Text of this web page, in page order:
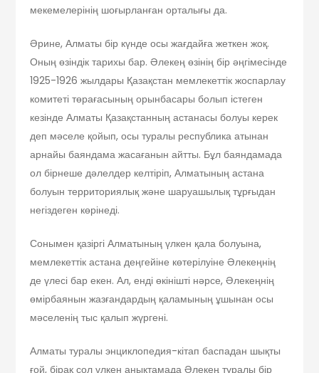
мекемелерінің шоғырланған орталығы да.
Әрине, Алматы бір күнде осы жағдайға жеткен жоқ.
Оның өзіндік тарихы бар. Әлекең өзінің бір әңгімесінде
1925-1926 жылдары Қазақстан мемлекеттік жоспарлау
комитеті төрағасының орынбасары болып істеген
кезінде Алматы Қазақстанның астанасы болуы керек
деп мәселе қойып, осы туралы республика атынан
арнайы баяндама жасағанын айтты. Бұл баяндамада
ол бірнеше дәлелдер келтіріп, Алматының астана
болуын территориялық және шаруашылық тұрғыдан
негіздеген көрінеді.
Сонымен қазіргі Алматының үлкен қала болуына,
мемлекеттік астана деңгейіне көтерілуіне Әлекеңнің
де үлесі бар екен. Ал, енді өкінішті нәрсе, Әлекеңнің
өмірбаянын жазғандардың қаламының ұшынан осы
мәселенің тыс қалып жүргені.
Алматы туралы энциклопедия-кітап баспадан шықты
ғой, бірақ сол үлкен анықтамада Әлекең туралы бір